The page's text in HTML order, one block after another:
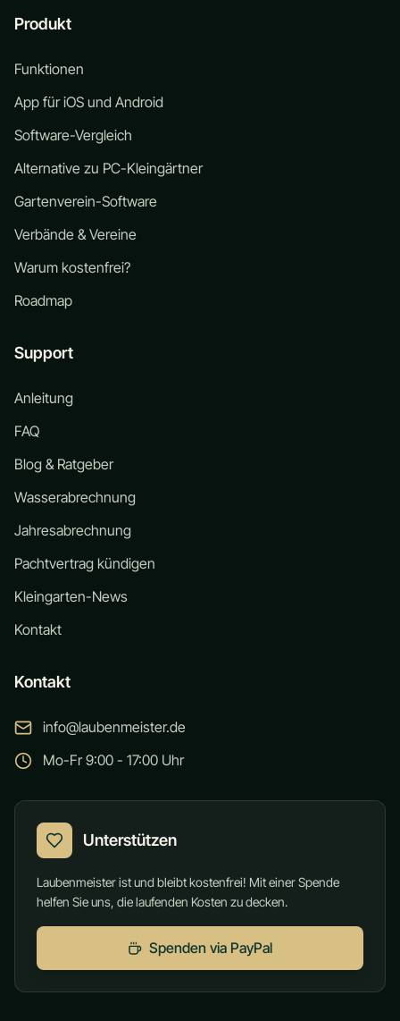
Produkt
Funktionen
App für iOS und Android
Software-Vergleich
Alternative zu PC-Kleingärtner
Gartenverein-Software
Verbände & Vereine
Warum kostenfrei?
Roadmap
Support
Anleitung
FAQ
Blog & Ratgeber
Wasserabrechnung
Jahresabrechnung
Pachtvertrag kündigen
Kleingarten-News
Kontakt
Kontakt
info@laubenmeister.de
Mo-Fr 9:00 - 17:00 Uhr
Unterstützen
Laubenmeister ist und bleibt kostenfrei! Mit einer Spende
helfen Sie uns, die laufenden Kosten zu decken.
Spenden via PayPal